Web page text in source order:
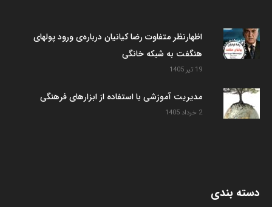
اظهارنظر متفاوت رضا کیانیان درباره‌ی ورود پولهای
هنگفت به شبکه خانگی
19 تیر 1405
مدیریت آموزشی با استفاده از ابزارهای فرهنگی
2 خرداد 1405
دسته بندی